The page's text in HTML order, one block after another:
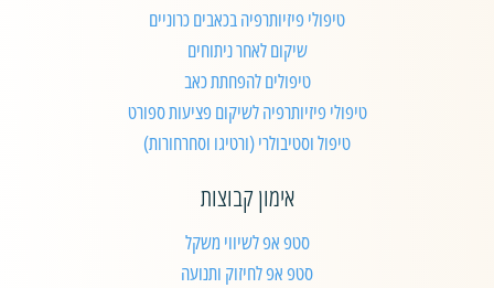
טיפולי פיזיותרפיה בכאבים כרוניים
שיקום לאחר ניתוחים
טיפולים להפחתת כאב
טיפולי פיזיותרפיה לשיקום פציעות ספורט
טיפול וסטיבולרי (ורטיגו וסחרחורות)
אימון קבוצות
סטפ אפ לשיווי משקל
סטפ אפ לחיזוק ותנועה